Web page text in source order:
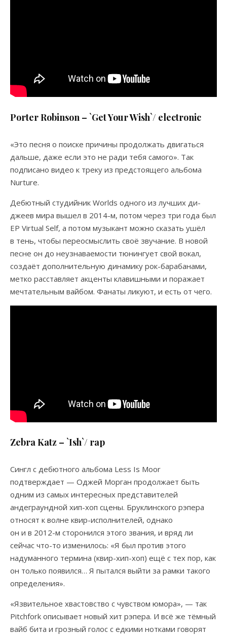
Porter Robinson – `Get Your Wish`/ electronic
«Это песня о поиске причины продолжать двигаться
дальше, даже если это не ради тебя самого». Так
подписано видео к треку из предстоящего альбома
Nurture.
Дебютный студийник Worlds одного из лучших ди-
джеев мира вышел в 2014-м, потом через три года был
EP Virtual Self, а потом музыкант можно сказать ушёл
в тень, чтобы переосмыслить своё звучание. В новой
песне он до неузнаваемости тюнингует свой вокал,
создаёт дополнительную динамику рок-барабанами,
метко расставляет акценты клавишными и поражает
мечтательным вайбом. Фанаты ликуют, и есть от чего.
Zebra Katz – `Ish`/ rap
Сингл с дебютного альбома Less Is Moor
подтверждает — Оджей Морган продолжает быть
одним из самых интересных представителей
андеграундной хип-хоп сцены. Бруклинского рэпера
относят к волне квир-исполнителей, однако
он и в 2012-м сторонился этого звания, и вряд ли
сейчас что-то изменилось: «Я был против этого
надуманного термина (квир-хип-хоп) ещё с тех пор, как
он только появился… Я пытался выйти за рамки такого
определения».
«Язвительное хвастовство с чувством юмора», — так
Pitchfork описывает новый хит рэпера. И всё же тёмный
вайб бита и грозный голос с едкими нотками говорят